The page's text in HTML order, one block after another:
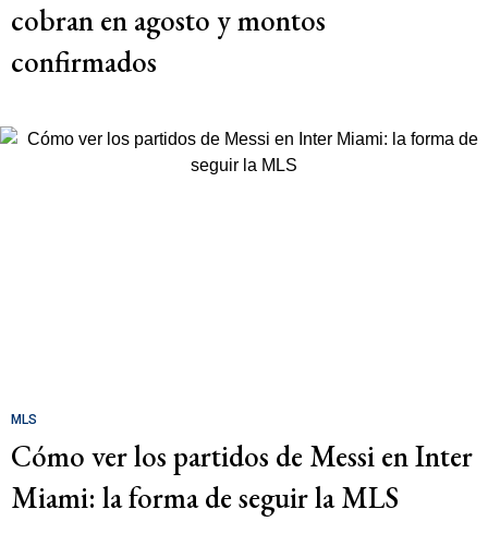
cobran en agosto y montos
confirmados
MLS
Cómo ver los partidos de Messi en Inter
Miami: la forma de seguir la MLS